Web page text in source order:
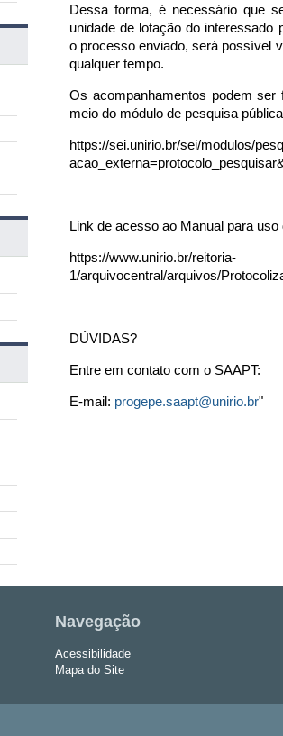
Dessa forma, é necessário que
unidade de lotação do
o processo enviado, será possível
qualquer tempo.
Os acompanhamentos podem ser
meio do módulo de pesquisa
https://sei.unirio.br/sei/modulos/
Link de acesso ao Manual para uso
https://www.unirio.br/reitoria-
1/arquivocentral/arquivos/
DÚVIDAS?
Entre em contato com o SAAPT:
E-mail: progepe.saapt@unirio.br"
Navegação
Acessibilidade
Mapa do Site